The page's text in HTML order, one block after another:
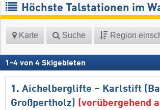
Höchste Talstationen im
Karte Suche Region
1 -4 von 4 Skigebieten
1. Aichelberglifte – Karlstift
Großpertholz) (vorübergehend